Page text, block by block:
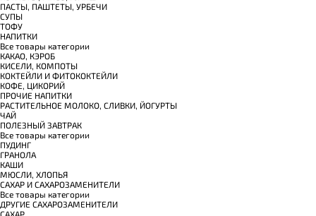
ПАСТЫ, ПАШТЕТЫ, УРБЕЧИ
СУПЫ
ТОФУ
НАПИТКИ
Все товары категории
КАКАО, КЭРОБ
КИСЕЛИ, КОМПОТЫ
КОКТЕЙЛИ И ФИТОКОКТЕЙЛИ
КОФЕ, ЦИКОРИЙ
ПРОЧИЕ НАПИТКИ
РАСТИТЕЛЬНОЕ МОЛОКО, СЛИВКИ, ЙОГУРТЫ
ЧАЙ
ПОЛЕЗНЫЙ ЗАВТРАК
Все товары категории
ПУДИНГ
ГРАНОЛА
КАШИ
МЮСЛИ, ХЛОПЬЯ
САХАР И САХАРОЗАМЕНИТЕЛИ
Все товары категории
ДРУГИЕ САХАРОЗАМЕНИТЕЛИ
САХАР